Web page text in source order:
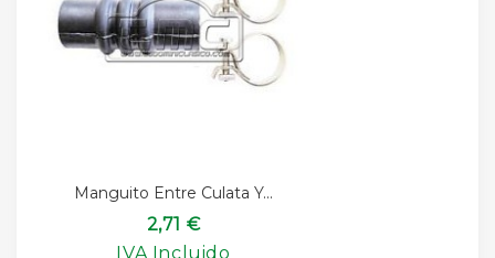
Manguito Entre Culata Y...
2,71 €
IVA Incluido